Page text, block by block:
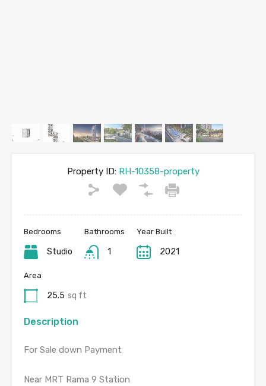
Property ID:RH-10358-property
Bedrooms
Studio
Bathrooms
1
Year Built
2021
Area
25.5 sq ft
Description
For Sale down Payment
Near MRT Rama 9 Station